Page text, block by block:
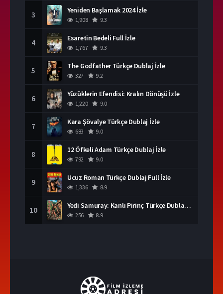
3 Yeniden Başlamak 2024 İzle
1,908 9.3
4 Esaretin Bedeli Full İzle
1,767 9.3
5 The Godfather Türkçe Dublaj İzle
327 9.2
6 Yüzüklerin Efendisi: Kralın Dönüşü İzle
1,220 9.0
7 Kara Şövalye Türkçe Dublaj İzle
683 9.0
8 12 Öfkeli Adam Türkçe Dublaj İzle
792 9.0
9 Ucuz Roman Türkçe Dublaj Full İzle
1,336 8.9
10 Yedi Samuray: Kanlı Pirinç Türkçe Dublaj İzle
256 8.9